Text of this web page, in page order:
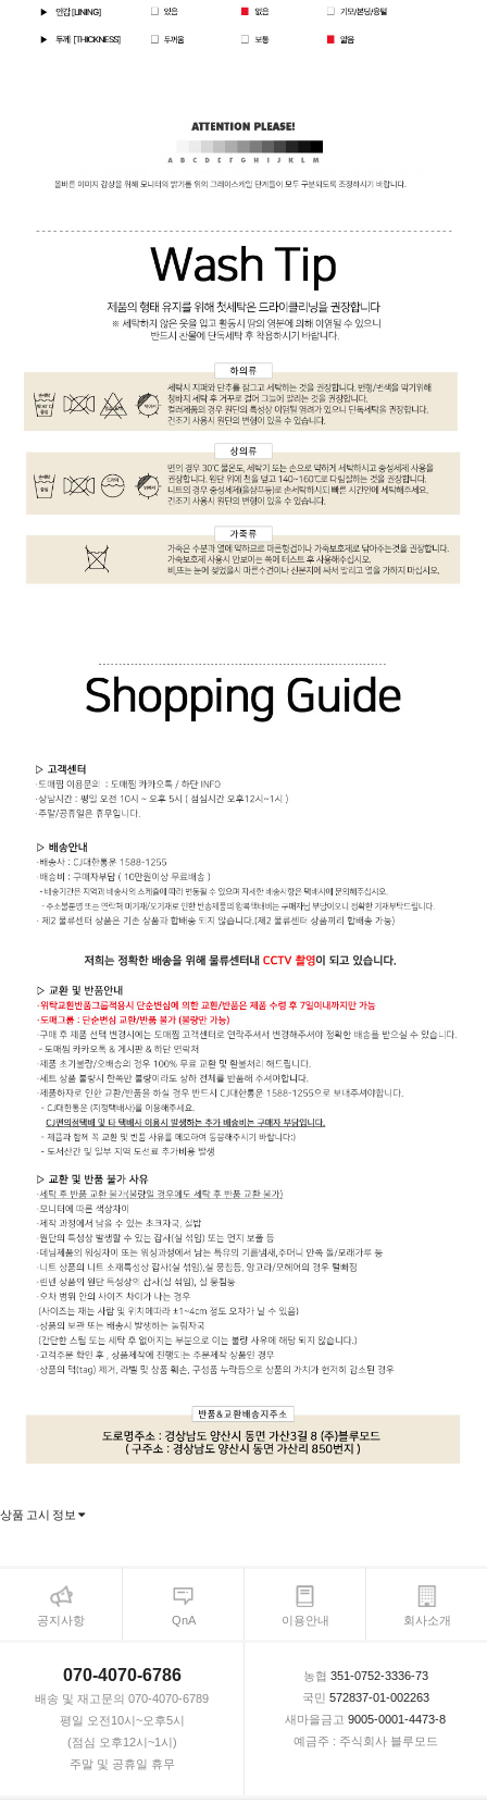
상품 고시 정보
공지사항 QnA 이용안내 회사소개
070-4070-6786
배송 및 재고문의 070-4070-6789
평일 오전10시~오후5시
(점심 오후12시~1시)
주말 및 공휴일 휴무
농협 351-0752-3336-73
국민 572837-01-002263
새마을금고 9005-0001-4473-8
예금주 : 주식회사 블루모드